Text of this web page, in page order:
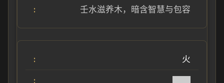
壬水滋养木，暗含智慧与包容
火